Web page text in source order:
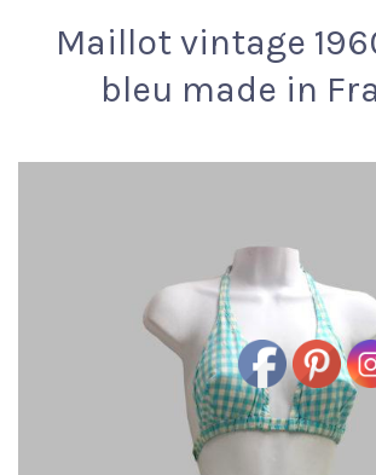
Maillot vintage
bleu made in